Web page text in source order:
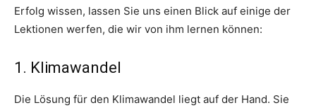
Erfolg wissen, lassen Sie uns einen Blick auf einige der
Lektionen werfen, die wir von ihm lernen können:
1. Klimawandel
Die Lösung für den Klimawandel liegt auf der Hand. Sie